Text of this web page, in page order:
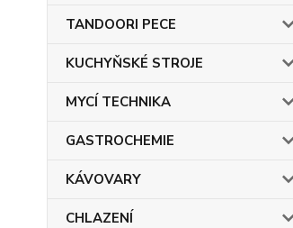
TANDOORI PECE
KUCHYŇSKÉ STROJE
MYCÍ TECHNIKA
GASTROCHEMIE
KÁVOVARY
CHLAZENÍ